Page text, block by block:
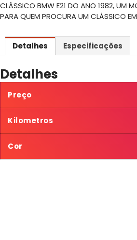
CLÁSSICO BMW E21 DO ANO 1982, UM
PARA QUEM PROCURA UM CLÁSSICO
Detalhes Especificações
Detalhes
Preço
Kilometros
Cor